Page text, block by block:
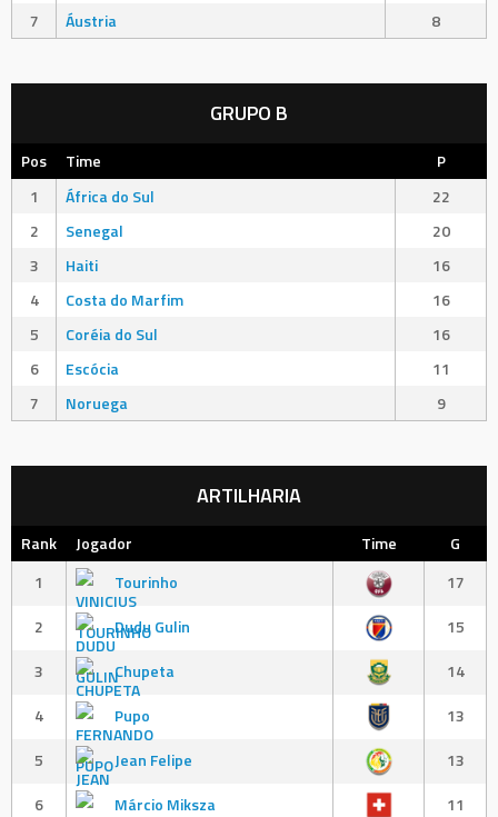
7 Áustria 8
GRUPO B
Pos Time
P
1
África do Sul
22
2
Senegal
20
3
Haiti
16
4
Costa do Marfim
16
5
Coréia do Sul
16
6
Escócia
11
7
Noruega 9
ARTILHARIA
Rank Jogador Time
G
1
Tourinho
17
2
Dudu Gulin
15
3
Chupeta
14
4
Pupo
13
5
Jean Felipe
13
6
Márcio Miksza
11